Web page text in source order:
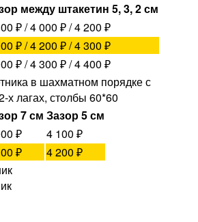
между штакетин 5, 3, 2 см
₽ / 4 000 ₽ / 4 200 ₽
₽ / 4 200 ₽ / 4 300 ₽
₽ / 4 300 ₽ / 4 400 ₽
в шахматном порядке с
х лагах, столбы 60*60
7 см Зазор 5 см
₽
4 100 ₽
₽
4 200 ₽